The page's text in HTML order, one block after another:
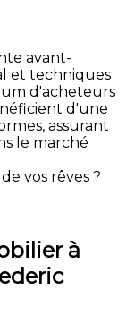
avant-
et techniques
d'acheteurs
d'une
assurant
le marché
vos rêves ?
à